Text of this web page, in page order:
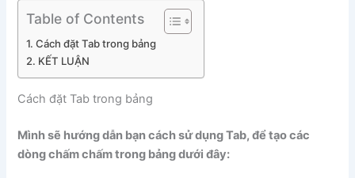
Table of Contents
Cách đặt Tab trong bảng
KẾT LUẬN
Cách đặt Tab trong bảng
Mình sẽ hướng dẫn bạn cách sử dụng Tab, để tạo các
dòng chấm chấm trong bảng dưới đây: